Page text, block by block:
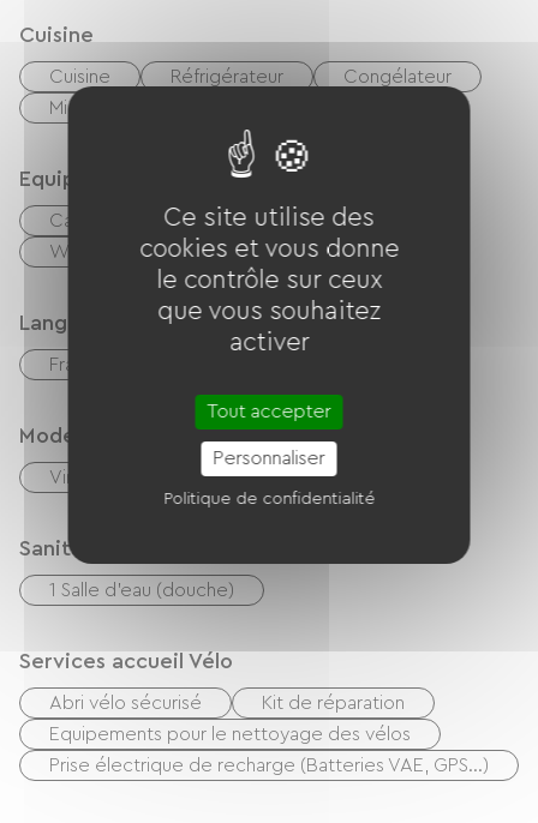
Cuisine
Cuisine Réfrigérateur
Congélateur
Micro-onde
Equipements
Cafetière Lave linge
Sèche linge
Wifi gratuit
TV
Langues parlées
Français
Modes de paiement
Virement Chèques Espèces
Sanitaires
1 Salle d'eau (douche)
Services accueil Vélo
Abri vélo sécurisé
Kit de réparation
Equipements pour le nettoyage des vélos
Prise électrique de recharge (Batteries VAE, GPS…)
Ce site utilise des
cookies et vous donne
le contrôle sur ceux
que vous souhaitez
activer
Tout accepter
Personnaliser
Politique de confidentialité